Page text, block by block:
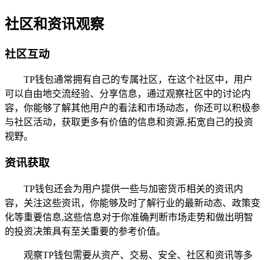
社区和资讯观察
社区互动
TP钱包通常拥有自己的专属社区，在这个社区中，用户
可以自由地交流经验、分享信息，通过观察社区中的讨论内
容，你能够了解其他用户的看法和市场动态，你还可以积极参
与社区活动，获取更多有价值的信息和资源,拓宽自己的投资
视野。
资讯获取
TP钱包还会为用户提供一些与加密货币相关的资讯内
容，关注这些资讯，你能够及时了解行业的最新动态、政策变
化等重要信息,这些信息对于你准确判断市场走势和做出明智
的投资决策具有至关重要的参考价值。
观察TP钱包需要从资产、交易、安全、社区和资讯等多